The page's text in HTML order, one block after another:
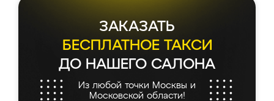
ЗАКАЗАТЬ
БЕСПЛАТНОЕ ТАКСИ
ДО НАШЕГО САЛОНА
Из любой точки Москвы и
Московской области!